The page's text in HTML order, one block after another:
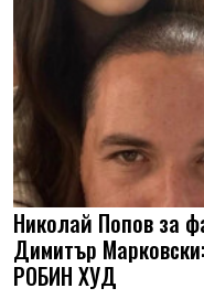
Николай Попов за
Димитър
РОБИН ХУД